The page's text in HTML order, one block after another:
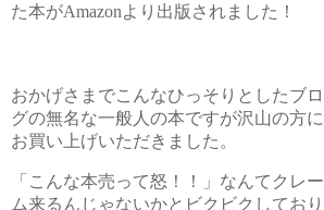
た本がAmazonより出版されました！
おかげさまでこんなひっそりとしたブロ
グの無名な一般人の本ですが沢山の方に
お買い上げいただきました。
「こんな本売って怒！！」なんてクレー
ム来るんじゃないかとビクビクしており